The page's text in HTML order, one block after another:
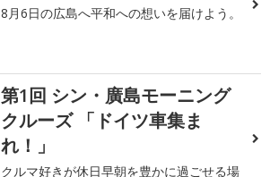
8月6日の広島へ平和への想いを届けよう。
第1回 シン・廣島モーニング
クルーズ 「ドイツ車集ま
れ！」
クルマ好きが休日早朝を豊かに過ごせる場